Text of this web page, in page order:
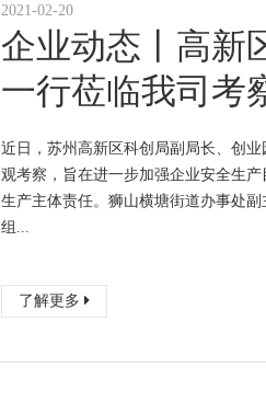
2021-02-20
企业动态丨高新
一行莅临我司考
近日，苏州高新区科创局副局长、创
观考察，旨在进一步加强企业安全生
生产主体责任。狮山横塘街道办事处
组...
了解更多